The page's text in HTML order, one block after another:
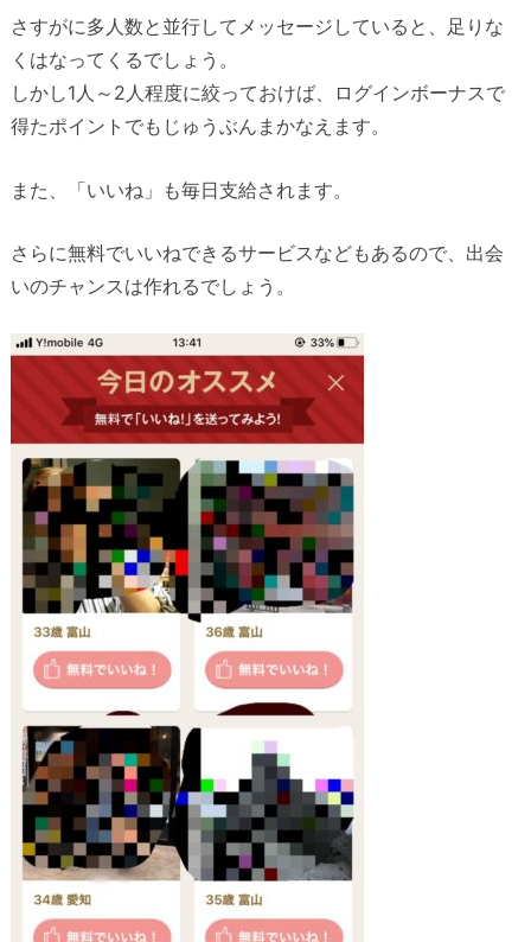
さすがに多人数と並行してメッセージしていると、足りな
くはなってくるでしょう。
しかし1人～2人程度に絞っておけば、ログインボーナスで
得たポイントでもじゅうぶんまかなえます。
また、「いいね」も毎日支給されます。
さらに無料でいいねできるサービスなどもあるので、出会
いのチャンスは作れるでしょう。